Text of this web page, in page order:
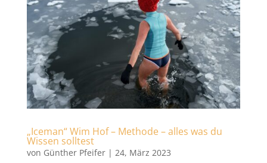
„Iceman“ Wim Hof – Methode – alles was du
Wissen solltest
von Günther Pfeifer| 24, März 2023